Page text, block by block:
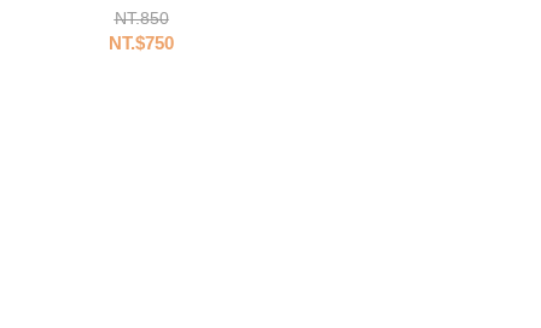
NT.850
NT.$750